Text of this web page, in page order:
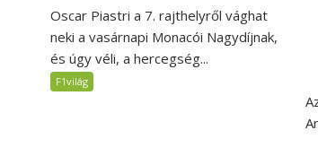
Oscar Piastri a 7. rajthelyről vághat
neki a vasárnapi Monacói Nagydíjnak,
és úgy véli, a hercegség...
F1világ